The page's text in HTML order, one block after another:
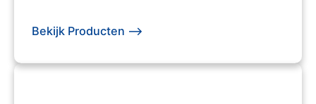
Bekijk Producten -->